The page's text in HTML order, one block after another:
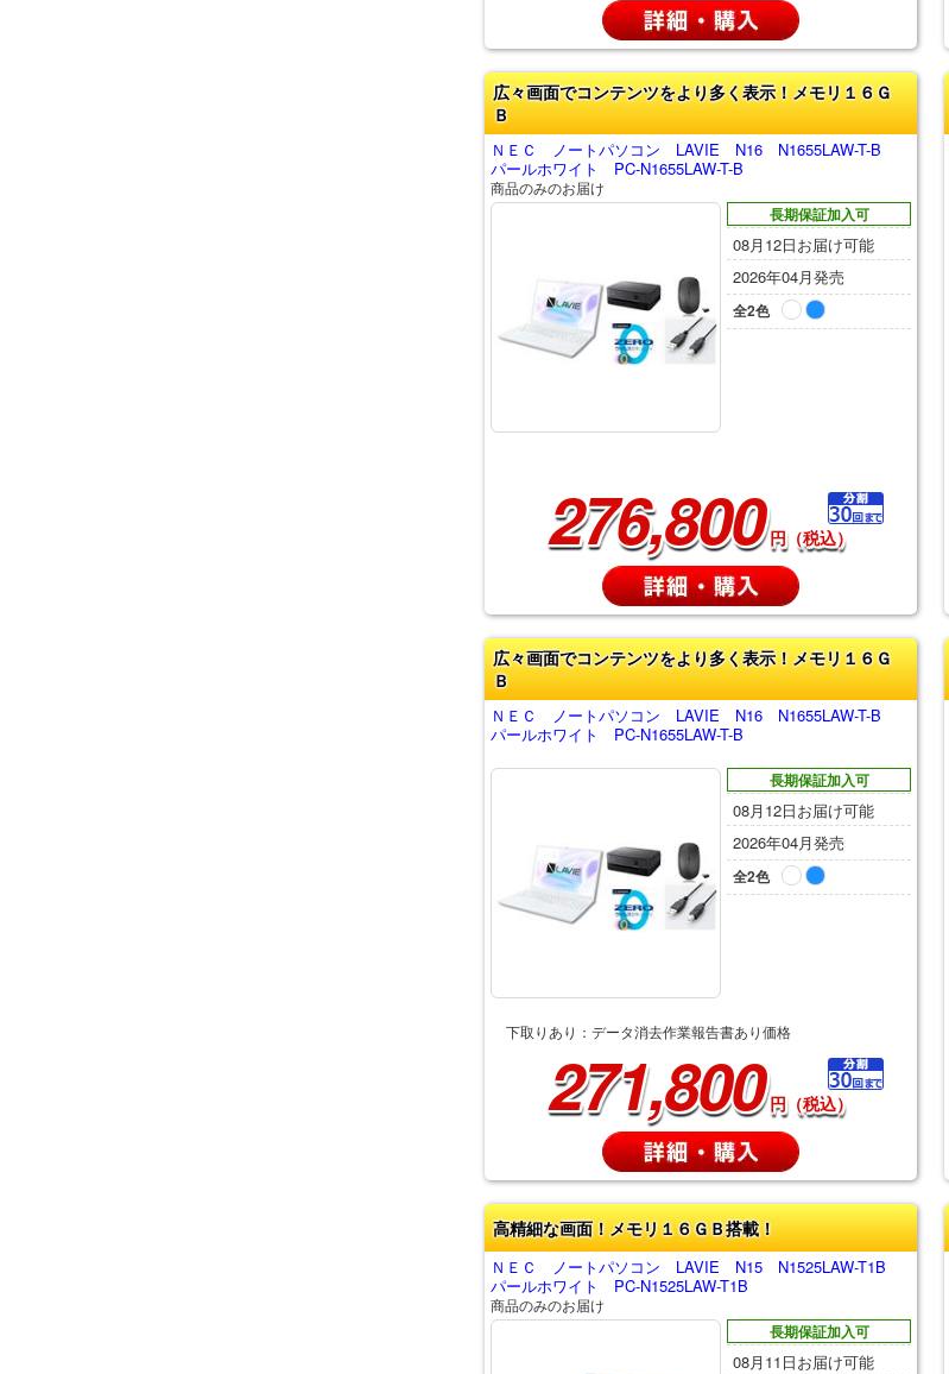
広々画面でコンテンツをより多く表示！メモリ１６Ｇ
Ｂ
ＮＥＣ ノートパソコン LAVIE N16 N1655LAW-T-B
パールホワイト PC-N1655LAW-T-B
商品のみのお届け
長期保証加入可
08月12日お届け可能
2026年04月発売
全2色
276,800 円（税込）
広々画面でコンテンツをより多く表示！メモリ１６Ｇ
Ｂ
ＮＥＣ ノートパソコン LAVIE N16 N1655LAW-T-B
パールホワイト PC-N1655LAW-T-B
長期保証加入可
08月12日お届け可能
2026年04月発売
全2色
下取りあり：データ消去作業報告書あり価格
271,800 円（税込）
高精細な画面！メモリ１６ＧＢ搭載！
ＮＥＣ ノートパソコン LAVIE N15 N1525LAW-T1B
パールホワイト PC-N1525LAW-T1B
商品のみのお届け
長期保証加入可
08月11日お届け可能